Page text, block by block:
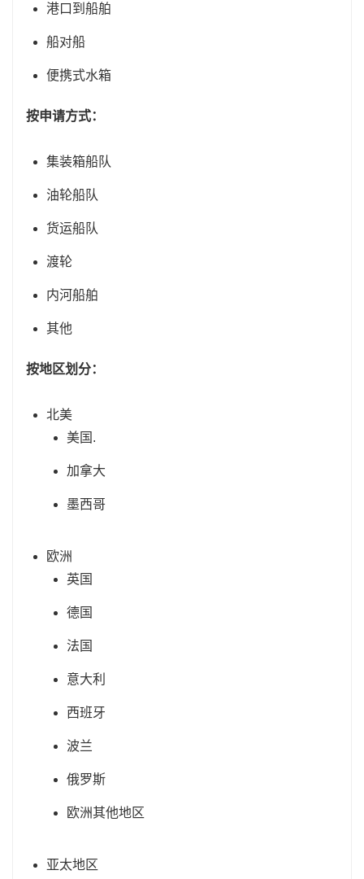
港口到船舶
船对船
便携式水箱
按申请方式：
集装箱船队
油轮船队
货运船队
渡轮
内河船舶
其他
按地区划分：
北美
美国.
加拿大
墨西哥
欧洲
英国
德国
法国
意大利
西班牙
波兰
俄罗斯
欧洲其他地区
亚太地区